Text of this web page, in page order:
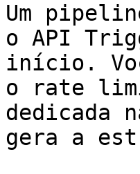
Um
o API
início.
o rate
dedicada
gera a